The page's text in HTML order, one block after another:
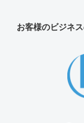
お客様のビジネ